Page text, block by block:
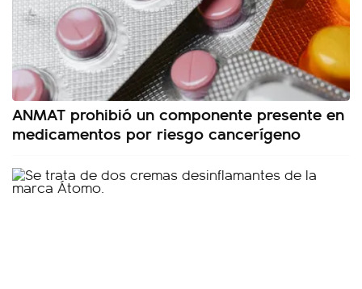
ANMAT prohibió un componente presente en
medicamentos por riesgo cancerígeno